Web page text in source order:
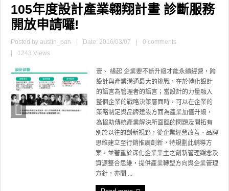
105年度設計產業翱翔計畫 診斷服務
開放申請囉!
Posted by austin_pan Date: 2016/03/07
0 comments
1243 Views
壹、 緣起 企業要不斷升級才能永續經營，跨
設計與產業溝通最大的挑戰，在於轉化設計
的語言為管理者的語言；當設計的力量融入
整個企業的戰略決策層面時，可以在企業的
策略制定與品牌建設方面為產業加值升級，
為協助傳統產業解決所面臨的問題及開拓有
別於以往的創新視野，從企業經營改善、品牌
思維建立至行銷推廣創新，特規劃此輔導方
案，並著重於深化企業業主之創新管理觀念及
資源整合思維，提供產業轉型方向與企業管理
方針，亦間 ...